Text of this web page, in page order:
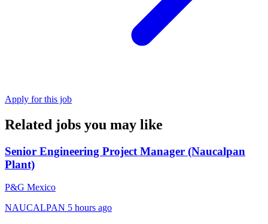
Apply for this job
Related jobs you may like
Senior Engineering Project Manager (Naucalpan
Plant)
P&G Mexico
NAUCALPAN 5 hours ago